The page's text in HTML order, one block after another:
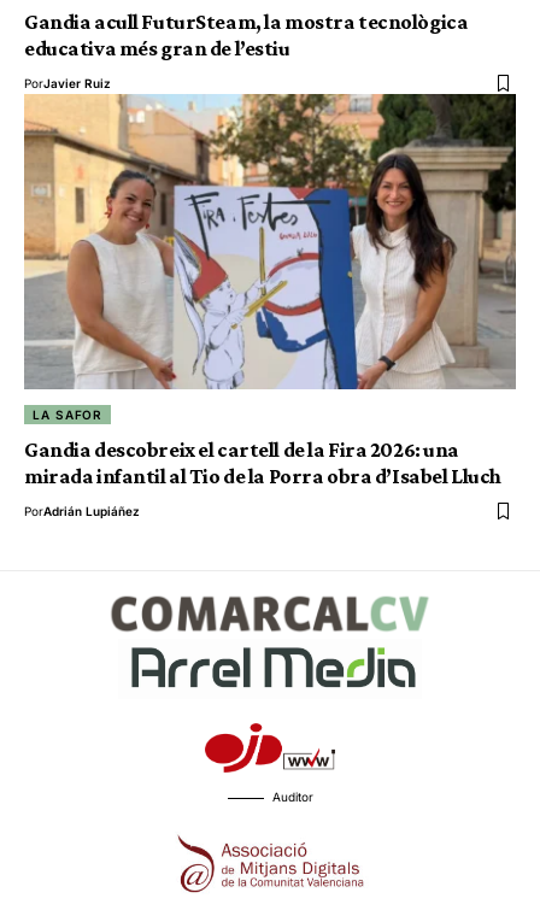
Gandia acull FuturSteam, la mostra tecnològica
educativa més gran de l’estiu
PorJavier Ruiz
LA SAFOR
Gandia descobreix el cartell de la Fira 2026: una
mirada infantil al Tio de la Porra obra d’Isabel Lluch
PorAdrián Lupiáñez
Auditor